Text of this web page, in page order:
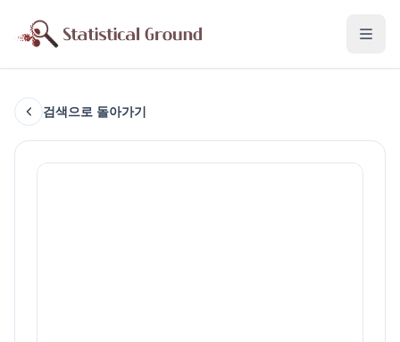
검색으로 돌아가기